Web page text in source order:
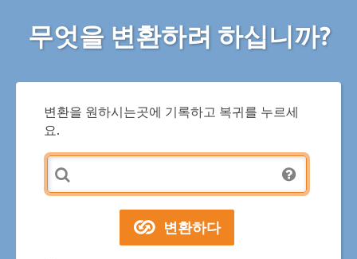
무엇을 변환하려 하십니까?
변환을 원하시는곳에 기록하고 복귀를 누르세
요.